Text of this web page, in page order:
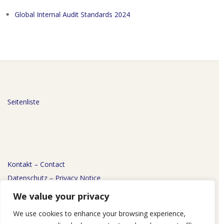
We value your privacy
We use cookies to enhance your browsing experience,
Global Internal Audit Standards 2024
Seitenliste
Kontakt – Contact
Datenschutz – Privacy Notice
Impressum – Imprint